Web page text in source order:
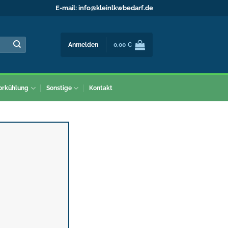
E-mail:info@kleinlkwbedarf.de
Anmelden 0,00 €
Sonstige Kontakt